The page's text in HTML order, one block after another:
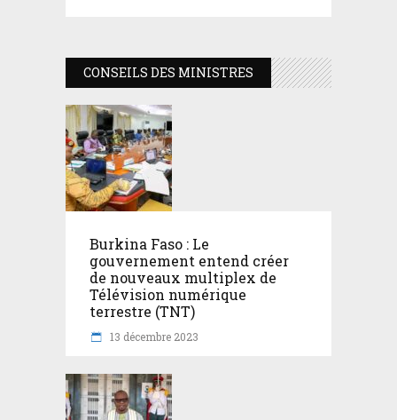
CONSEILS DES MINISTRES
Burkina Faso : Le
gouvernement entend créer
de nouveaux multiplex de
Télévision numérique
terrestre (TNT)
13 décembre 2023